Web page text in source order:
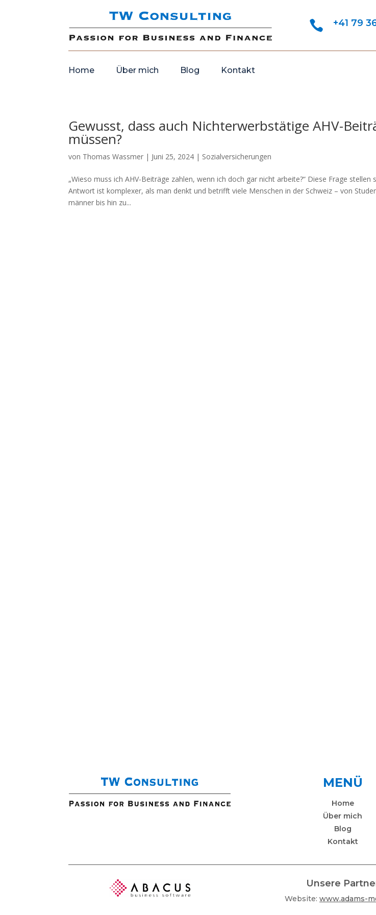
 +41 79
Home Über mich Blog Kontakt
Gewusst, dass auch Nichterwerbstätige AHV-
müssen?
von Thomas Wassmer | Juni 25, 2024 | Sozialversicherungen
„Wieso muss ich AHV-Beiträge zahlen, wenn ich doch gar nicht arbeite?“ Diese Frage stellen
Antwort ist komplexer, als man denkt und betrifft viele Menschen in der Schweiz – von
männer bis hin zu...
MENÜ
Home
Über mich
Blog
Kontakt
Unsere
Website: www.adams-